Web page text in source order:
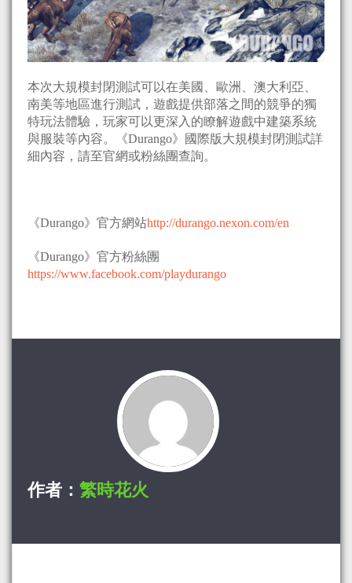
本次大規模封閉測試可以在美國、歐洲、澳大利亞、
南美等地區進行測試，遊戲提供部落之間的競爭的獨
特玩法體驗，玩家可以更深入的瞭解遊戲中建築系統
與服裝等內容。《Durango》國際版大規模封閉測試詳
細內容，請至官網或粉絲團查詢。
《Durango》官方網站http://durango.nexon.com/en
《Durango》官方粉絲團
https://www.facebook.com/playdurango
作者： 繁時花火